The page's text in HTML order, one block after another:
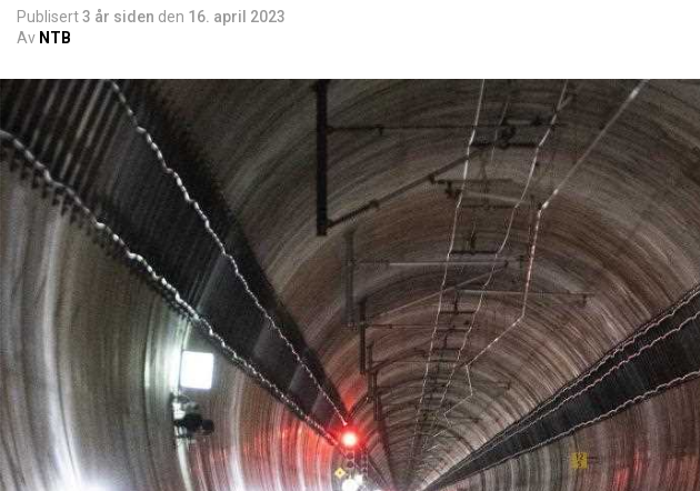
Publisert3 år siden den 16. april 2023
Av NTB